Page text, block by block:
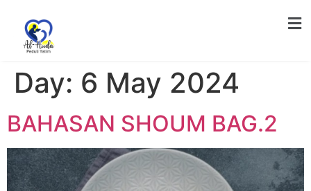
Day: 6 May 2024
BAHASAN SHOUM BAG.2